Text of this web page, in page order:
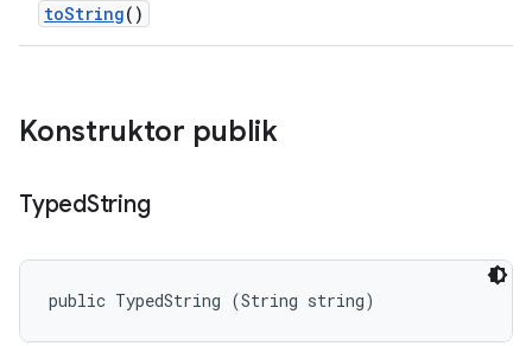
toString()
Konstruktor publik
TypedString
public TypedString (String string)